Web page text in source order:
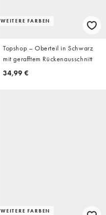
WEITERE FARBEN
Topshop – Oberteil in Schwarz
mit gerafftem Rückenausschnitt
34,99 €
WEITERE FARBEN